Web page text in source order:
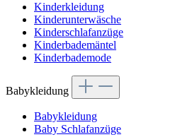
Kinderkleidung
Kinderunterwäsche
Kinderschlafanzüge
Kinderbademäntel
Kinderbademode
Babykleidung
Babykleidung
Baby Schlafanzüge